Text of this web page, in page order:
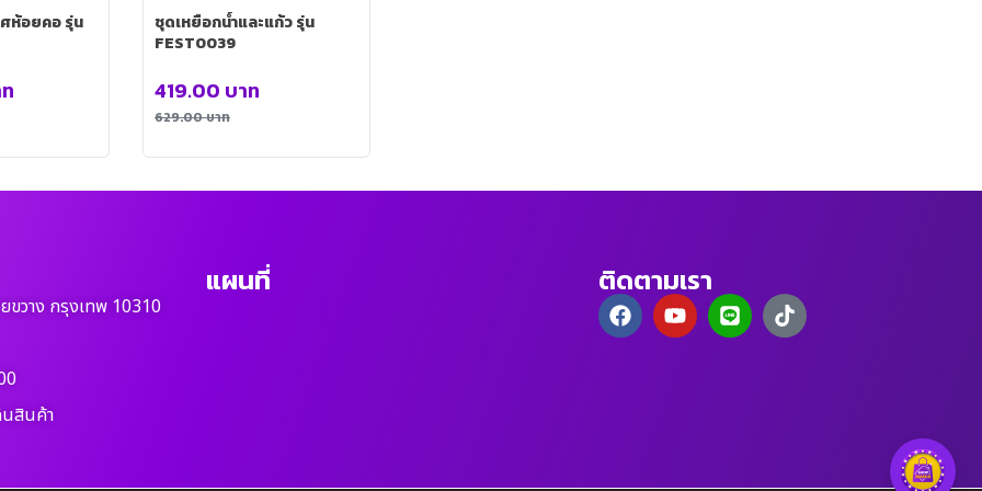
ห้อยคอ รุ่น
ชุดเหยือกน้ำและแก้ว รุ่น
FEST0039
629.00บาท
419.00 บาท
ขวาง กรุงเทพ 10310
นสินค้า
แผนที่ ติดตามเรา